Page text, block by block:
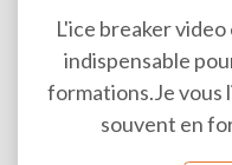
L'ice breaker
indispensable
formations.Je vous
souvent en